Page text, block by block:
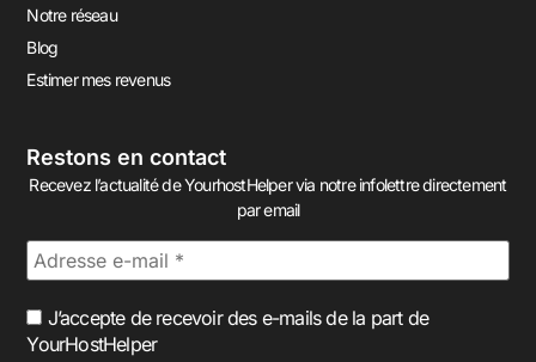
Notre réseau
Blog
Estimer mes revenus
Restons en contact
Recevez l’actualité de YourhostHelper via notre infolettre directement
par email
J’accepte de recevoir des e-mails de la part de
YourHostHelper